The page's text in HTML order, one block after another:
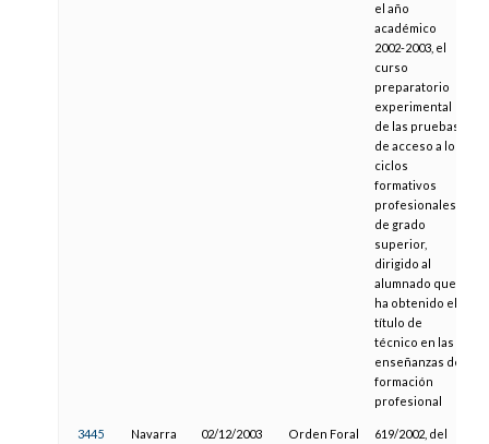
el año
académico
2002-2003, el
curso
preparatorio
experimental
de las pruebas
de acceso a los
ciclos
formativos
profesionales
de grado
superior,
dirigido al
alumnado que
ha obtenido el
título de
técnico en las
enseñanzas de
formación
profesional
3445 Navarra 02/12/2003 Orden Foral
619/2002, del